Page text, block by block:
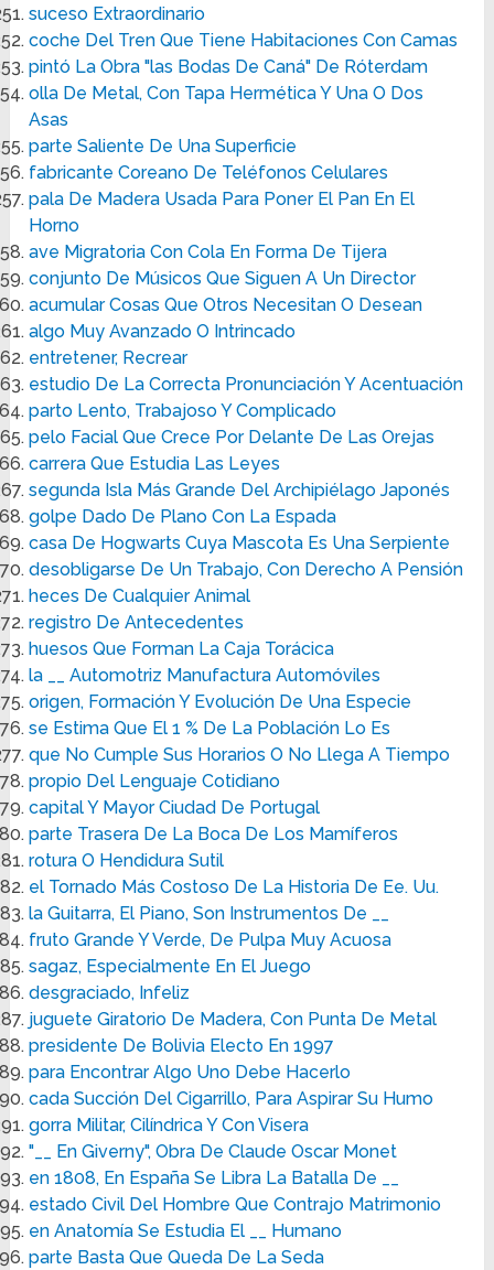
suceso Extraordinario
coche Del Tren Que Tiene Habitaciones Con Camas
pintó La Obra "las Bodas De Caná" De Róterdam
olla De Metal, Con Tapa Hermética Y Una O Dos
Asas
parte Saliente De Una Superficie
fabricante Coreano De Teléfonos Celulares
pala De Madera Usada Para Poner El Pan En El
Horno
ave Migratoria Con Cola En Forma De Tijera
conjunto De Músicos Que Siguen A Un Director
acumular Cosas Que Otros Necesitan O Desean
algo Muy Avanzado O Intrincado
entretener, Recrear
estudio De La Correcta Pronunciación Y Acentuación
parto Lento, Trabajoso Y Complicado
pelo Facial Que Crece Por Delante De Las Orejas
carrera Que Estudia Las Leyes
segunda Isla Más Grande Del Archipiélago Japonés
golpe Dado De Plano Con La Espada
casa De Hogwarts Cuya Mascota Es Una Serpiente
desobligarse De Un Trabajo, Con Derecho A Pensión
heces De Cualquier Animal
registro De Antecedentes
huesos Que Forman La Caja Torácica
la __ Automotriz Manufactura Automóviles
origen, Formación Y Evolución De Una Especie
se Estima Que El 1 % De La Población Lo Es
que No Cumple Sus Horarios O No Llega A Tiempo
propio Del Lenguaje Cotidiano
capital Y Mayor Ciudad De Portugal
parte Trasera De La Boca De Los Mamíferos
rotura O Hendidura Sutil
el Tornado Más Costoso De La Historia De Ee. Uu.
la Guitarra, El Piano, Son Instrumentos De __
fruto Grande Y Verde, De Pulpa Muy Acuosa
sagaz, Especialmente En El Juego
desgraciado, Infeliz
juguete Giratorio De Madera, Con Punta De Metal
presidente De Bolivia Electo En 1997
para Encontrar Algo Uno Debe Hacerlo
cada Succión Del Cigarrillo, Para Aspirar Su Humo
gorra Militar, Cilíndrica Y Con Visera
"__ En Giverny", Obra De Claude Oscar Monet
en 1808, En España Se Libra La Batalla De __
estado Civil Del Hombre Que Contrajo Matrimonio
en Anatomía Se Estudia El __ Humano
parte Basta Que Queda De La Seda